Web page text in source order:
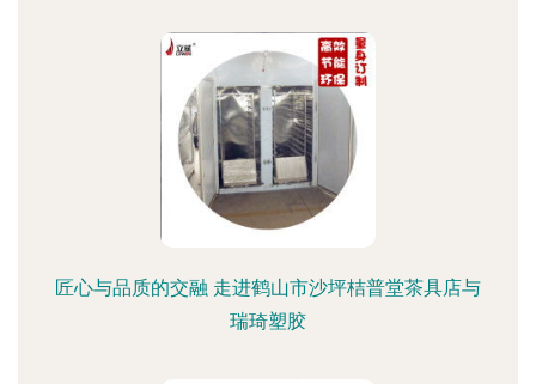
匠心与品质的交融 走进鹤山市沙坪桔普堂茶具店与
瑞琦塑胶